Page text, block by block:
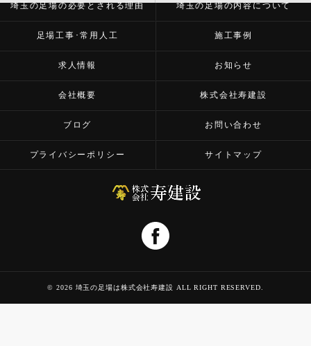
埼玉の足場の必要とされる理由 埼玉の足場の内容について
足場工事･常用人工 施工事例
求人情報 お知らせ
会社概要 株式会社寿建設
ブログ お問い合わせ
プライバシーポリシー サイトマップ
© 2026 埼玉の足場は株式会社寿建設 ALL RIGHT RESERVED.